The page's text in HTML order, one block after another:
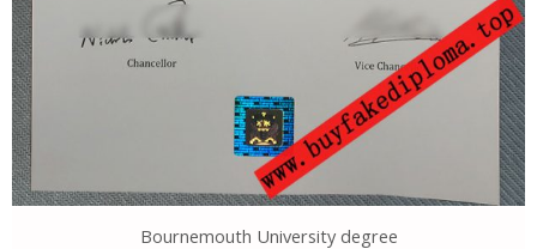
Bournemouth University degree